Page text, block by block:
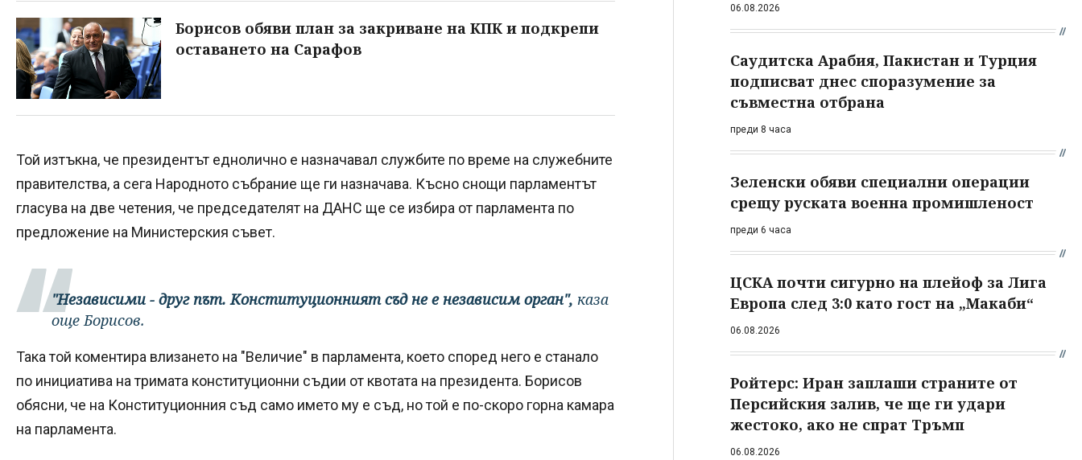
Борисов обяви план за закриване на КПК и подкрепи
оставането на Сарафов
Той изтъкна, че президентът еднолично е назначавал службите по време на служебните
правителства, а сега Народното събрание ще ги назначава. Късно снощи парламентът
гласува на две четения, че председателят на ДАНС ще се избира от парламента по
предложение на Министерския съвет.
"Независими - друг път. Конституционният съд не е независим орган", каза
още Борисов.
Така той коментира влизането на "Величие" в парламента, което според него е станало
по инициатива на тримата конституционни съдии от квотата на президента. Борисов
обясни, че на Конституционния съд само името му е съд, но той е по-скоро горна камара
на парламента.
06.08.2026
Саудитска Арабия, Пакистан и Турция
подписват днес споразумение за
съвместна отбрана
преди 8 часа
Зеленски обяви специални операции
срещу руската военна промишленост
преди 6 часа
ЦСКА почти сигурно на плейоф за Лига
Европа след 3:0 като гост на „Макаби“
06.08.2026
Ройтерс: Иран заплаши страните от
Персийския залив, че ще ги удари
жестоко, ако не спрат Тръмп
06.08.2026